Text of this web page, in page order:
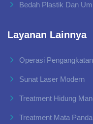
Bedah Plastik Dan
Layanan Lainnya
Operasi
Sunat Laser Modern
Treatment Hidung
Treatment Mata Panda